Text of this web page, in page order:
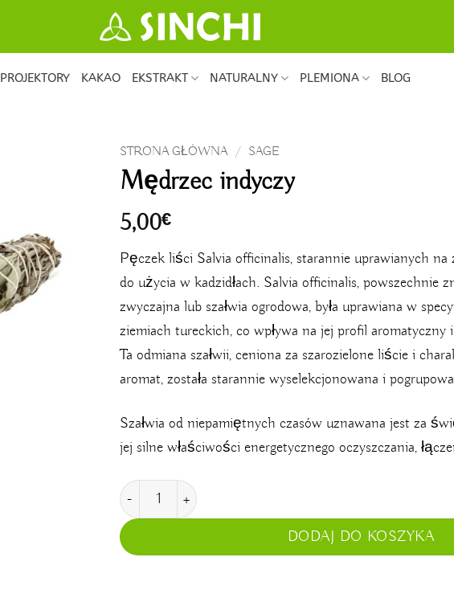
PROJEKTORY KAKAO EKSTRAKT NATURALNY PLEMIONA BLOG
STRONA GŁÓWNA / SAGE
Mędrzec indyczy
5,00€
Pęczek liści Salvia officinalis, starannie uprawianych na
do użycia w kadzidłach. Salvia officinalis, powszechnie
zwyczajna lub szałwia ogrodowa, była uprawiana w
ziemiach tureckich, co wpływa na jej profil aromatyczny
Ta odmiana szałwii, ceniona za szarozielone liście i
aromat, została starannie wyselekcjonowana i
Szałwia od niepamiętnych czasów uznawana jest za
jej silne właściwości energetycznego oczyszczania,
ilość Mędrzec indyczy
DODAJ DO KOSZYKA